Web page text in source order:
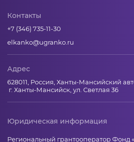
Контакты
+7 (346) 735-11-30
elkanko@ugranko.ru
Адрес
628011, Россия, Ханты-Мансийский
г. Ханты-Мансийск, ул. Светлая 36
Юридическая информация
Региональный грантооператор Фонд